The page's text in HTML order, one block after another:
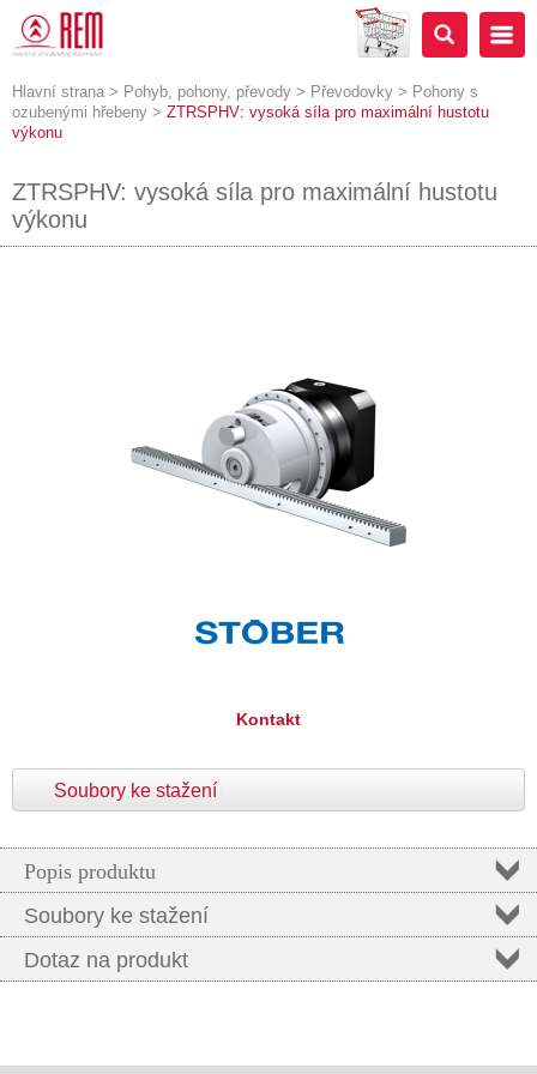
Hlavní strana > Pohyb, pohony, převody > Převodovky > Pohony s
ozubenými hřebeny > ZTRSPHV: vysoká síla pro maximální hustotu
výkonu
ZTRSPHV: vysoká síla pro maximální hustotu
výkonu
Kontakt
Soubory ke stažení
Popis produktu
Soubory ke stažení
Dotaz na produkt